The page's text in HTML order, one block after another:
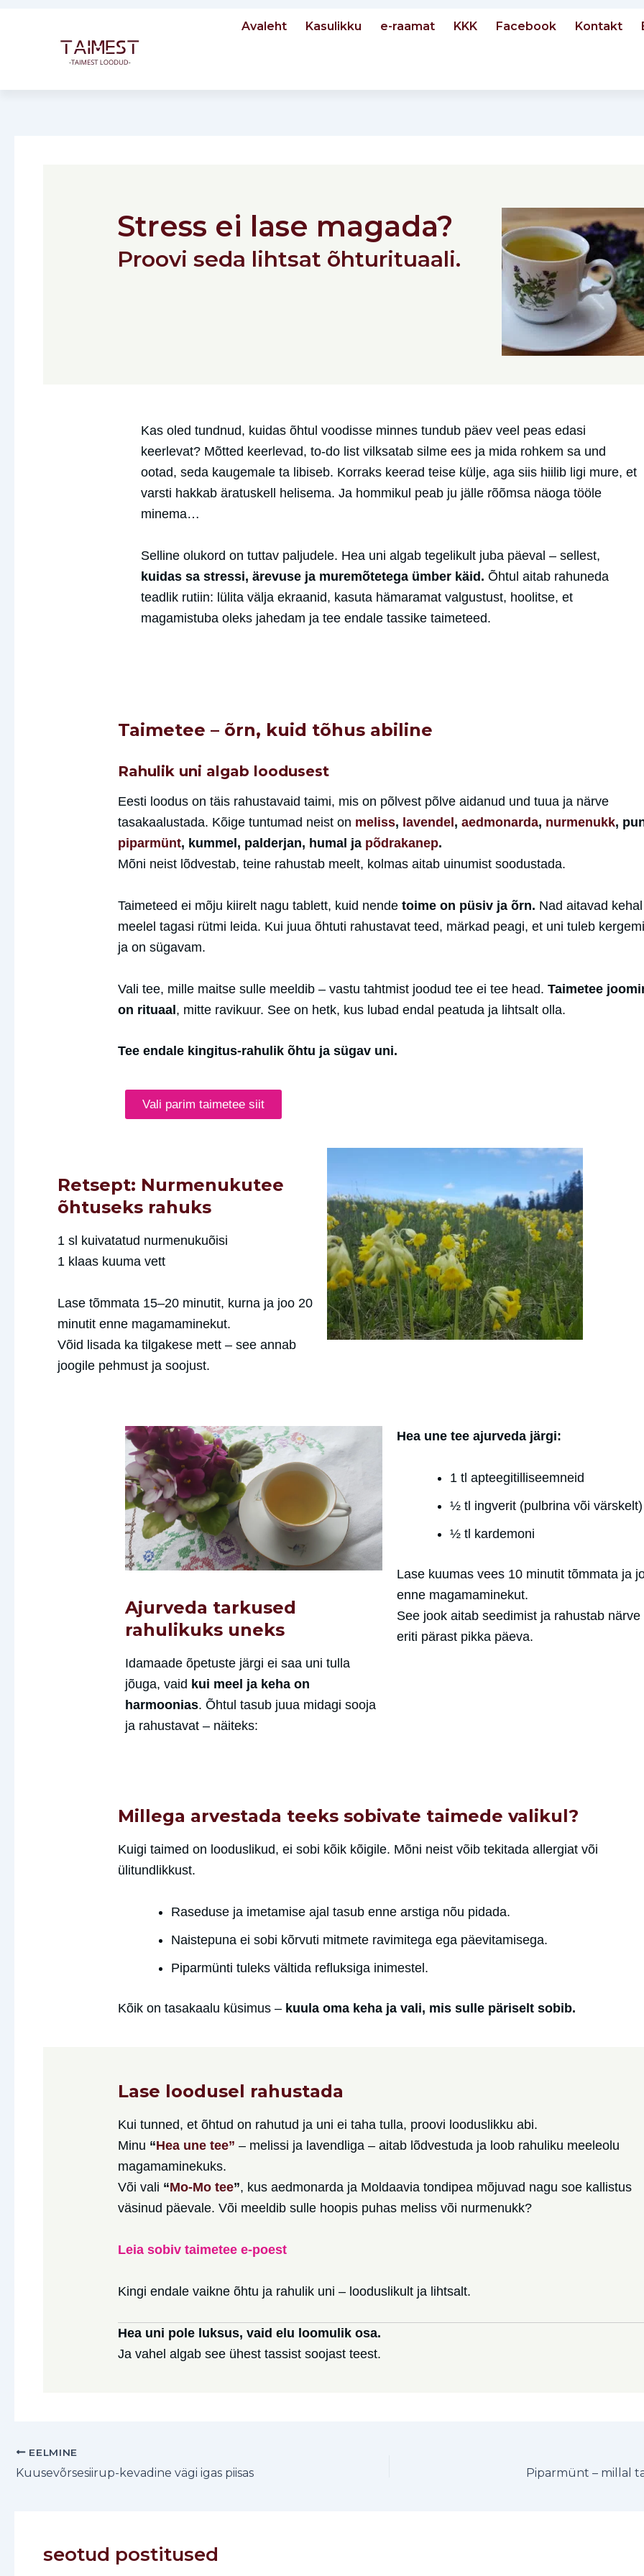
Avaleht Kasulikku e-raamat KKK Facebook Kontakt
Stress ei lase magada?
Proovi seda lihtsat õhturituaali.
Kas oled tundnud, kuidas õhtul voodisse minnes tundub päev veel peas edasi
keerlevat? Mõtted keerlevad, to-do list vilksatab silme ees ja mida rohkem sa und
ootad, seda kaugemale ta libiseb. Korraks keerad teise külje, aga siis hiilib ligi mure, et
varsti hakkab äratuskell helisema. Ja hommikul peab ju jälle rõõmsa näoga tööle
minema…
Selline olukord on tuttav paljudele. Hea uni algab tegelikult juba päeval – sellest,
kuidas sa stressi, ärevuse ja muremõtetega ümber käid. Õhtul aitab rahuneda
teadlik rutiin: lülita välja ekraanid, kasuta hämaramat valgustust, hoolitse, et
magamistuba oleks jahedam ja tee endale tassike taimeteed.
Taimetee – õrn, kuid tõhus abiline
Rahulik uni algab loodusest
Eesti loodus on täis rahustavaid taimi, mis on põlvest põlve aidanud und tuua ja närve
tasakaalustada. Kõige tuntumad neist on meliss, lavendel ,aedmonarda, nurmenukk,
piparmünt, kummel, palderjan, humal ja põdrakanep.
Mõni neist lõdvestab, teine rahustab meelt, kolmas aitab uinumist soodustada.
Taimeteed ei mõju kiirelt nagu tablett, kuid nendetoime on püsiv ja õrn. Nad aitavad
meelel tagasi rütmi leida. Kui juua õhtuti rahustavat teed, märkad peagi, et uni tuleb
ja on sügavam.
Vali tee, mille maitse sulle meeldib – vastu tahtmist joodud tee ei tee head.Taimetee
on rituaal, mitte ravikuur. See on hetk, kus lubad endal peatuda ja lihtsalt olla.
Tee endale kingitus-rahulik õhtu ja sügav uni.
Vali parim taimetee siit
Retsept: Nurmenukutee
õhtuseks rahuks
1 sl kuivatatud nurmenukuõisi
1 klaas kuuma vett
Lase tõmmata 15–20 minutit, kurna ja joo 20
minutit enne magamaminekut.
Võid lisada ka tilgakese mett – see annab
joogile pehmust ja soojust.
Ajurveda tarkused
rahulikuks uneks
Idamaade õpetuste järgi ei saa uni tulla
jõuga, vaid kui meel ja keha on
harmoonias. Õhtul tasub juua midagi sooja
ja rahustavat – näiteks:
Hea une tee ajurveda järgi:
1 tl apteegitilliseemneid
½ tl ingverit (pulbrina või värskelt)
½ tl kardemoni
Lase kuumas vees 10 minutit tõmmata ja
enne magamaminekut.
See jook aitab seedimist ja rahustab närve
eriti pärast pikka päeva.
Millega arvestada teeks sobivate taimede valikul?
Kuigi taimed on looduslikud, ei sobi kõik kõigile. Mõni neist võib tekitada allergiat või
ülitundlikkust.
Raseduse ja imetamise ajal tasub enne arstiga nõu pidada.
Naistepuna ei sobi kõrvuti mitmete ravimitega ega päevitamisega.
Piparmünti tuleks vältida refluksiga inimestel.
Kõik on tasakaalu küsimus – kuula oma keha ja vali, mis sulle päriselt sobib.
Lase loodusel rahustada
Kui tunned, et õhtud on rahutud ja uni ei taha tulla, proovi looduslikku abi.
Minu “Hea une tee” – melissi ja lavendliga – aitab lõdvestuda ja loob rahuliku meeleolu
magamaminekuks.
Või vali “Mo-Mo tee”, kus aedmonarda ja Moldaavia tondipea mõjuvad nagu soe kallistus
väsinud päevale. Või meeldib sulle hoopis puhas meliss või nurmenukk?
Leia sobiv taimetee e-poest
Kingi endale vaikne õhtu ja rahulik uni – looduslikult ja lihtsalt.
Hea uni pole luksus, vaid elu loomulik osa.
Ja vahel algab see ühest tassist soojast teest.
Post
EELMINE
Kuusevõrsesiirup-kevadine vägi igas piisas Piparmünt – millal
seotud postitused